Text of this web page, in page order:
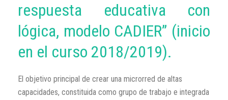
respuesta educativa con
lógica, modelo CADIER” (inicio
en el curso 2018/2019).
El objetivo principal de crear una microrred de altas
capacidades, constituida como grupo de trabajo e integrada